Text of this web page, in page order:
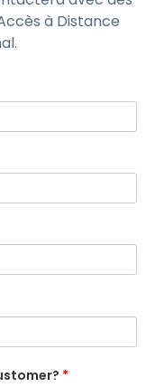
à Distance
*